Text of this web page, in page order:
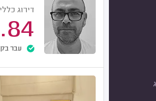
דירוג כללי
עבר